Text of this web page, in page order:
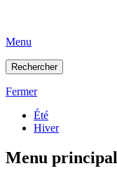
Menu
Rechercher
Fermer
Été
Hiver
Menu principal